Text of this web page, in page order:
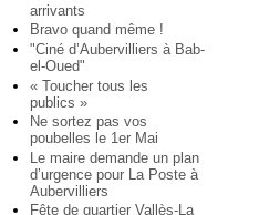
arrivants
Bravo quand même !
"Ciné d’Aubervilliers à Bab-
el-Oued"
« Toucher tous les
publics »
Ne sortez pas vos
poubelles le 1er Mai
Le maire demande un plan
d’urgence pour La Poste à
Aubervilliers
Fête de quartier Vallès-La